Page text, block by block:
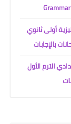
أولى ثانوي
الترم الأول